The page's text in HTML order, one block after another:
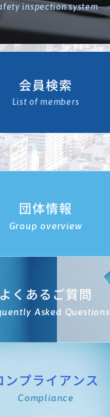
inspection system
会員検索
List of members
団体情報
Group overview
よくあるご質問
Asked Questions
ンプライアンス
Compliance